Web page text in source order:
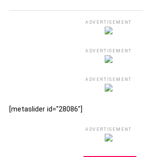
ADVERTISEMENT
ADVERTISEMENT
ADVERTISEMENT
[metaslider id="28086"]
ADVERTISEMENT